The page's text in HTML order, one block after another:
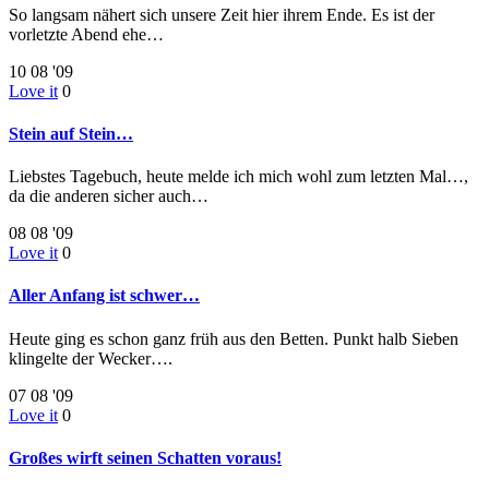
So langsam nähert sich unsere Zeit hier ihrem Ende. Es ist der
vorletzte Abend ehe…
10 08 '09
Love it 0
Stein auf Stein…
Liebstes Tagebuch, heute melde ich mich wohl zum letzten Mal…,
da die anderen sicher auch…
08 08 '09
Love it 0
Aller Anfang ist schwer…
Heute ging es schon ganz früh aus den Betten. Punkt halb Sieben
klingelte der Wecker….
07 08 '09
Love it 0
Großes wirft seinen Schatten voraus!